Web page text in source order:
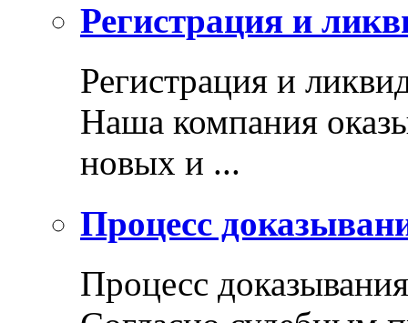
Регистрация и
Регистрация и
Наша компания
новых и ...
Процесс
Процесс доказывания